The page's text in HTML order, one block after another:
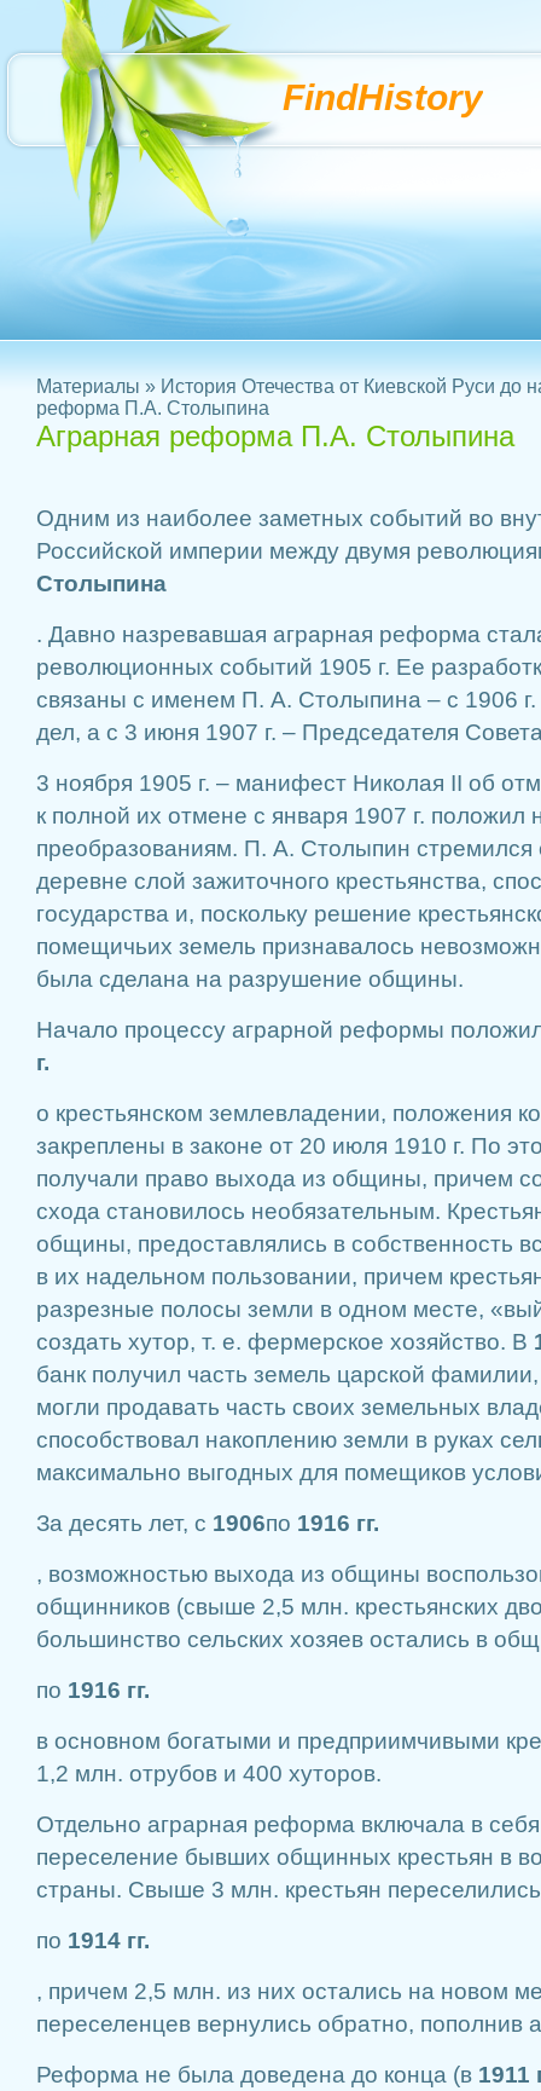
FindHistory
Материалы » История Отечества от Киевской Руси до
реформа П.А. Столыпина
Аграрная реформа П.А. Столыпина
Одним из наиболее заметных событий во
Российской империи между двумя
Столыпина
. Давно назревавшая аграрная реформа
революционных событий 1905 г. Ее
связаны с именем П. А. Столыпина – с 1906
дел, а с 3 июня 1907 г. – Председателя
3 ноября 1905 г. – манифест Николая II об
к полной их отмене с января 1907 г. положил
преобразованиям. П. А. Столыпин стремился
деревне слой зажиточного крестьянства,
государства и, поскольку решение
помещичьих земель признавалось
была сделана на разрушение общины.
Начало процессу аграрной реформы
г.
о крестьянском землевладении, положения
закреплены в законе от 20 июля 1910 г. По
получали право выхода из общины, причем
схода становилось необязательным.
общины, предоставлялись в собственность
в их надельном пользовании, причем
разрезные полосы земли в одном месте,
создать хутор, т. е. фермерское хозяйство. В
банк получил часть земель царской
могли продавать часть своих земельных
способствовал накоплению земли в руках
максимально выгодных для помещиков
За десять лет, с 1906по 1916 гг.
, возможностью выхода из общины
общинников (свыше 2,5 млн. крестьянских
большинство сельских хозяев остались в
по 1916 гг.
в основном богатыми и предприимчивыми
1,2 млн. отрубов и 400 хуторов.
Отдельно аграрная реформа включала в
переселение бывших общинных крестьян в
страны. Свыше 3 млн. крестьян
по 1914 гг.
, причем 2,5 млн. из них остались на новом
переселенцев вернулись обратно, пополнив
Реформа не была доведена до конца (в 1911